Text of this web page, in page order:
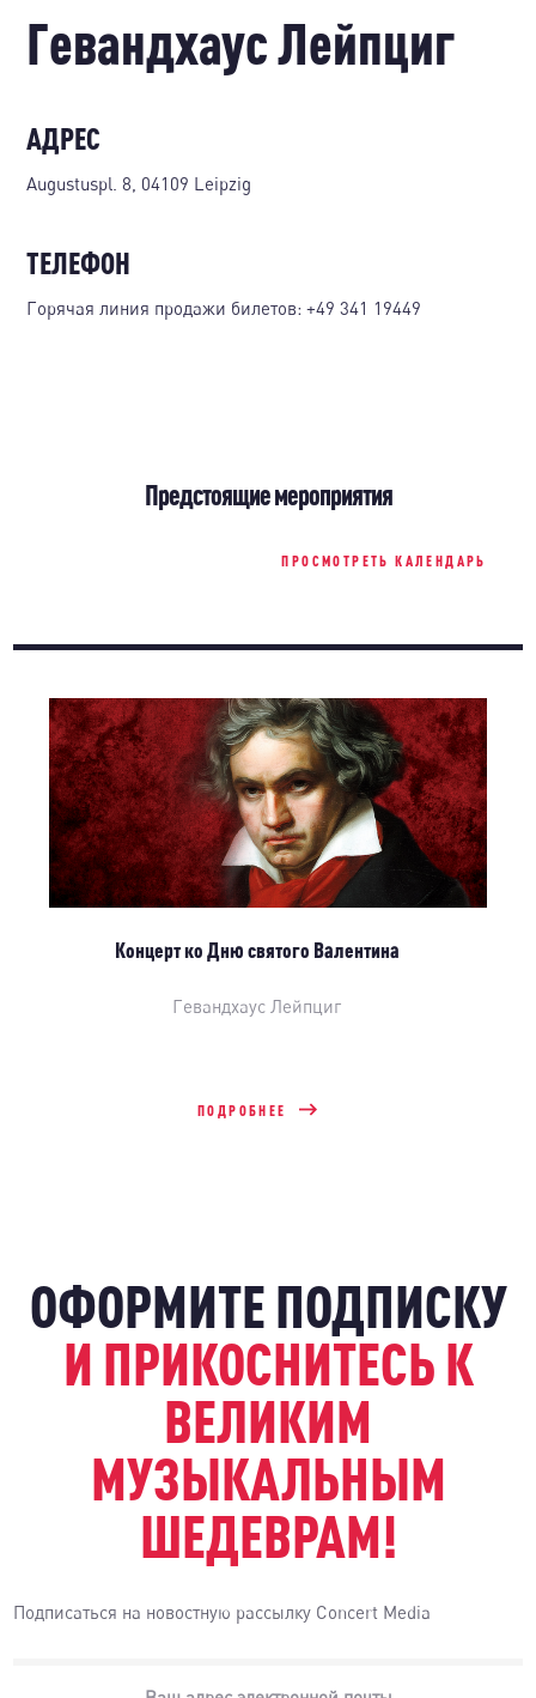
Гевандхаус Лейпциг
АДРЕС
Augustuspl. 8, 04109 Leipzig
ТЕЛЕФОН
Горячая линия продажи билетов: +49 341 19449
Предстоящие мероприятия
ПРОСМОТРЕТЬ КАЛЕНДАРЬ
Концерт ко Дню святого Валентина
Гевандхаус Лейпциг
ПОДРОБНЕЕ
ОФОРМИТЕ ПОДПИСКУ
И ПРИКОСНИТЕСЬ К
ВЕЛИКИМ
МУЗЫКАЛЬНЫМ
ШЕДЕВРАМ!
Подписаться на новостную рассылку Concert Media